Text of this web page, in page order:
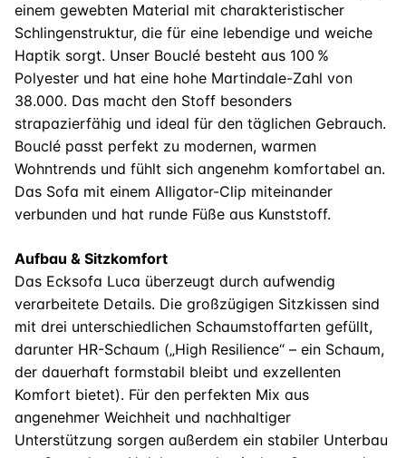
einem gewebten Material mit charakteristischer
Schlingenstruktur, die für eine lebendige und weiche
Haptik sorgt. Unser Bouclé besteht aus 100 %
Polyester und hat eine hohe Martindale-Zahl von
38.000. Das macht den Stoff besonders
strapazierfähig und ideal für den täglichen Gebrauch.
Bouclé passt perfekt zu modernen, warmen
Wohntrends und fühlt sich angenehm komfortabel an.
Das Sofa mit einem Alligator-Clip miteinander
verbunden und hat runde Füße aus Kunststoff.
Aufbau & Sitzkomfort
Das Ecksofa Luca überzeugt durch aufwendig
verarbeitete Details. Die großzügigen Sitzkissen sind
mit drei unterschiedlichen Schaumstoffarten gefüllt,
darunter HR-Schaum („High Resilience“ – ein Schaum,
der dauerhaft formstabil bleibt und exzellenten
Komfort bietet). Für den perfekten Mix aus
angenehmer Weichheit und nachhaltiger
Unterstützung sorgen außerdem ein stabiler Unterbau